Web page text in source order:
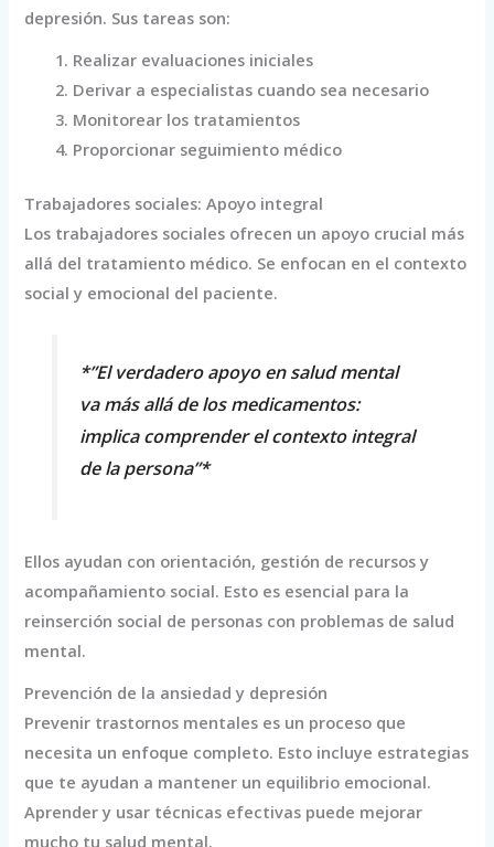
depresión. Sus tareas son:
Realizar evaluaciones iniciales
Derivar a especialistas cuando sea necesario
Monitorear los tratamientos
Proporcionar seguimiento médico
Trabajadores sociales: Apoyo integral
Los trabajadores sociales ofrecen un apoyo crucial más
allá del tratamiento médico. Se enfocan en el contexto
social y emocional del paciente.
*”El verdadero apoyo en salud mental
va más allá de los medicamentos:
implica comprender el contexto integral
de la persona”*
Ellos ayudan con orientación, gestión de recursos y
acompañamiento social. Esto es esencial para la
reinserción social de personas con problemas de salud
mental.
Prevención de la ansiedad y depresión
Prevenir trastornos mentales es un proceso que
necesita un enfoque completo. Esto incluye estrategias
que te ayudan a mantener un equilibrio emocional.
Aprender y usar técnicas efectivas puede mejorar
mucho tu salud mental.